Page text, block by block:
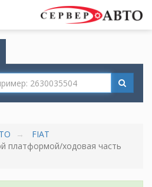
FIAT
платформой/ходовая часть